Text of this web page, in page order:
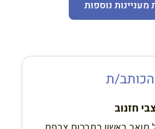
מעניינות נוספות
ת
חזנוב